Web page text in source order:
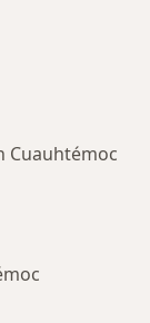
Cuauhtémoc